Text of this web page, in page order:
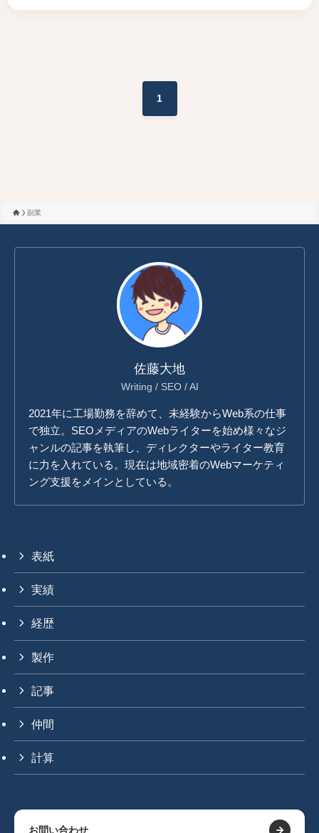
1
副業
佐藤大地
Writing / SEO / AI
2021年に工場勤務を辞めて、未経験からWeb系の仕事
で独立。SEOメディアのWebライターを始め様々なジ
ャンルの記事を執筆し、ディレクターやライター教育
に力を入れている。現在は地域密着のWebマーケティ
ング支援をメインとしている。
表紙
実績
経歴
製作
記事
仲間
計算
お問い合わせ